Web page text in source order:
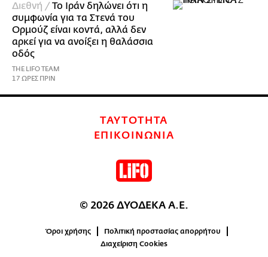
Διεθνή / Το Ιράν δηλώνει ότι η
συμφωνία για τα Στενά του
Ορμούζ είναι κοντά, αλλά δεν
αρκεί για να ανοίξει η θαλάσσια
οδός
THE LIFO TEAM
17 ΩΡΕΣ ΠΡΙΝ
ΤΑΥΤΟΤΗΤΑ
ΕΠΙΚΟΙΝΩΝΙΑ
© 2026 ΔΥΟΔΕΚΑ Α.Ε.
Όροι χρήσης
Πολιτική προστασίας απορρήτου
Διαχείριση Cookies